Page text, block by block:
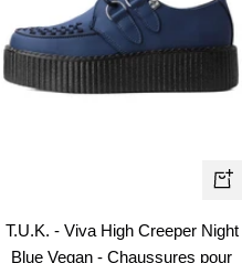
T.U.K. - Viva High Creeper Night
Blue Vegan - Chaussures pour